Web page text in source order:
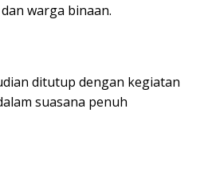
warga binaan.
ditutup dengan kegiatan
suasana penuh